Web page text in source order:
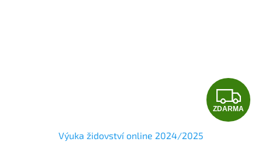
Z
D
ZDARMA
Výuka židovství online 2024/2025